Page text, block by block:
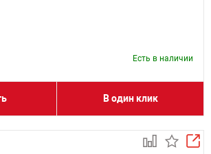
Есть в наличии
В один клик